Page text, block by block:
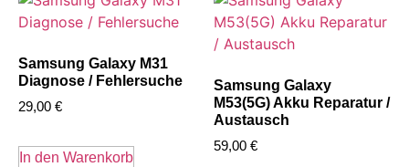
Samsung Galaxy M31
Diagnose / Fehlersuche
29,00 €
In den Warenkorb
Samsung Galaxy
M53(5G) Akku Reparatur /
Austausch
59,00 €